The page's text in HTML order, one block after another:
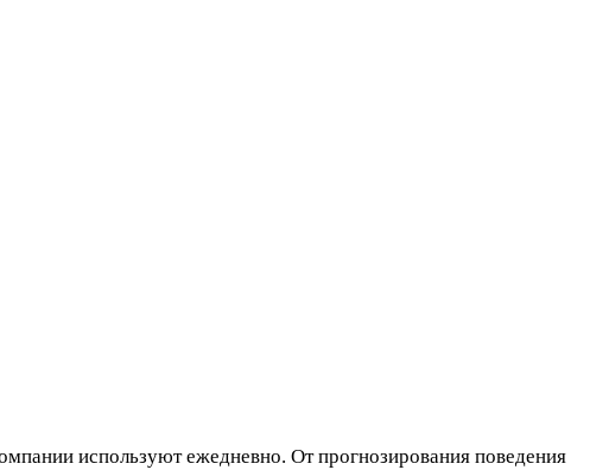
используют ежедневно. От прогнозирования поведения